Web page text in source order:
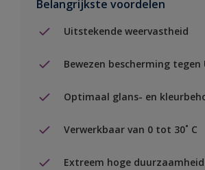
Belangrijkste voordelen
Uitstekende weervastheid
Bewezen bescherming tegen
Optimaal glans- en
Verwerkbaar van 0 tot 30˚ C
Extreem hoge duurzaamheid